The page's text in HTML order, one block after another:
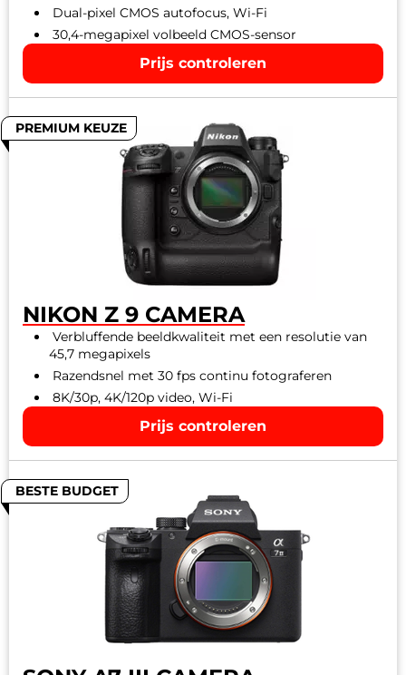
Dual-pixel CMOS autofocus, Wi-Fi
30,4-megapixel volbeeld CMOS-sensor
Prijs controleren
PREMIUM KEUZE
NIKON Z 9 CAMERA
Verbluffende beeldkwaliteit met een resolutie van
45,7 megapixels
Razendsnel met 30 fps continu fotograferen
8K/30p, 4K/120p video, Wi-Fi
Prijs controleren
BESTE BUDGET